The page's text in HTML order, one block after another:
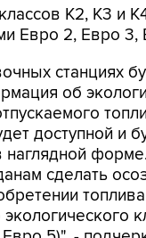
К2, К3 и
Евро 2, Евро 3,
станциях
об
доступной и
наглядной
сделать
топлива